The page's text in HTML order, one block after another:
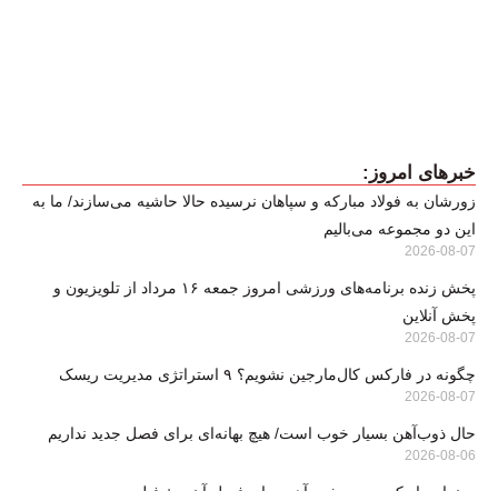
خبرهای امروز:
زورشان به فولاد مبارکه و سپاهان نرسیده حالا حاشیه می‌سازند/ ما به
این دو مجموعه می‌بالیم
2026-08-07
پخش زنده برنامه‌های ورزشی امروز جمعه ۱۶ مرداد از تلویزیون و
پخش آنلاین
2026-08-07
چگونه در فارکس کال‌مارجین نشویم؟ ۹ استراتژی مدیریت ریسک
2026-08-07
حال ذوب‌آهن بسیار خوب است/ هیچ بهانه‌ای برای فصل جدید نداریم
2026-08-06